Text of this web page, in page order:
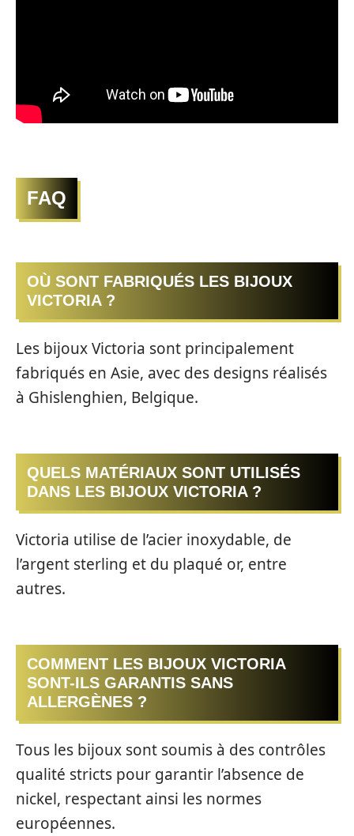
FAQ
OÙ SONT FABRIQUÉS LES BIJOUX
VICTORIA ?
Les bijoux Victoria sont principalement
fabriqués en Asie, avec des designs réalisés
à Ghislenghien, Belgique.
QUELS MATÉRIAUX SONT UTILISÉS
DANS LES BIJOUX VICTORIA ?
Victoria utilise de l’acier inoxydable, de
l’argent sterling et du plaqué or, entre
autres.
COMMENT LES BIJOUX VICTORIA
SONT-ILS GARANTIS SANS
ALLERGÈNES ?
Tous les bijoux sont soumis à des contrôles
qualité stricts pour garantir l’absence de
nickel, respectant ainsi les normes
européennes.